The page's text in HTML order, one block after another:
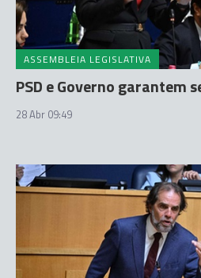
ASSEMBLEIA LEGISLATIVA
PSD e Governo garantem
28 Abr 09:49